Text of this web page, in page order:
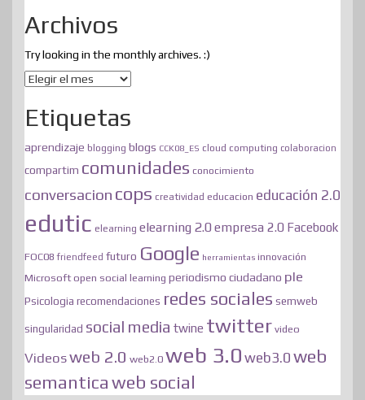
Archivos
Try looking in the monthly archives. :)
Archivos
Etiquetas
aprendizaje blogging blogs CCK08_ES cloud computing colaboracion
compartim comunidades conocimiento
conversacion cops creatividad educacion educación 2.0
edutic elearning elearning 2.0empresa 2.0 Facebook
FOC08 friendfeed futuro Google herramientas innovación
Microsoft open social learning periodismo ciudadano ple
Psicologia recomendaciones redes sociales semweb
singularidad social media twine twitter video
Videosweb 2.0 web2.0 web 3.0 web3.0 web
semantica web social